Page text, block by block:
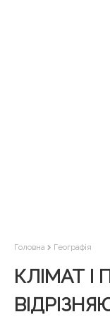
Головна Географія
КЛІМАТ